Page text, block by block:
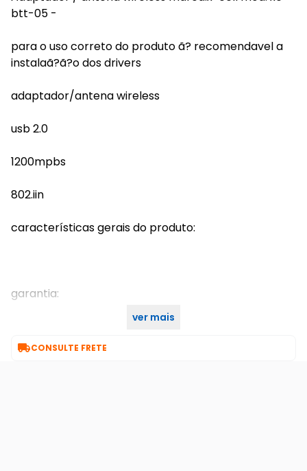
btt-05 -
para o uso correto do produto ã? recomendavel a
instalaã?ã?o dos drivers
adaptador/antena wireless
usb 2.0
1200mpbs
802.iin
características gerais do produto:
garantia:
ver mais
CONSULTE FRETE